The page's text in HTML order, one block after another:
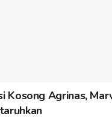
Kosong Agrinas,